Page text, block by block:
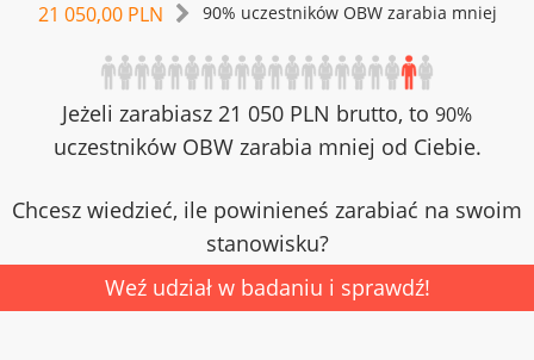
21 050,00 PLN 90% uczestników OBW zarabia mniej
Jeżeli zarabiasz 21 050 PLN brutto, to 90%
uczestników OBW zarabia mniej od Ciebie.
Chcesz wiedzieć, ile powinieneś zarabiać na swoim
stanowisku?
Weź udział w badaniu i sprawdź!